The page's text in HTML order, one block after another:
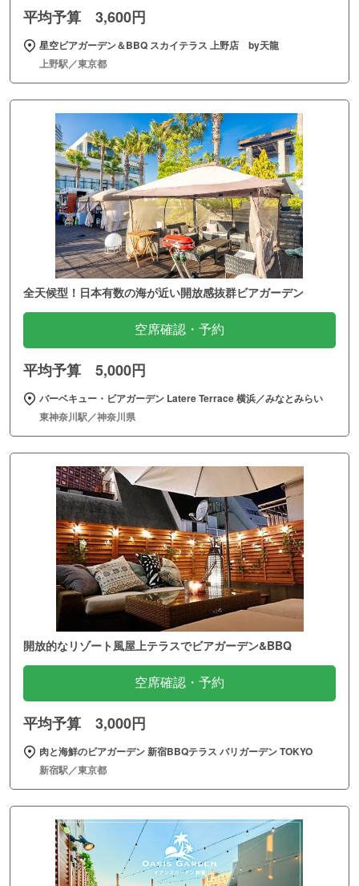
平均予算 3,600円
星空ビアガーデン＆BBQ スカイテラス 上野店 by天龍
上野駅／東京都
全天候型！日本有数の海が近い開放感抜群ビアガーデン
空席確認・予約
平均予算 5,000円
バーベキュー・ビアガーデン Latere Terrace 横浜／みなとみらい
東神奈川駅／神奈川県
開放的なリゾート風屋上テラスでビアガーデン&BBQ
空席確認・予約
平均予算 3,000円
肉と海鮮のビアガーデン 新宿BBQテラス バリガーデン TOKYO
新宿駅／東京都